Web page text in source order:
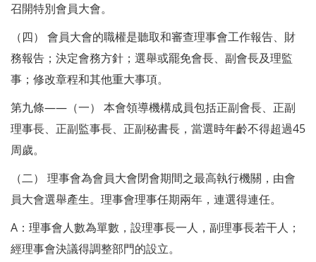
召開特別會員大會。
（四） 會員大會的職權是聽取和審查理事會工作報告、財
務報告；決定會務方針；選舉或罷免會長、副會長及理監
事；修改章程和其他重大事項。
第九條——（一） 本會領導機構成員包括正副會長、正副
理事長、正副監事長、正副秘書長，當選時年齡不得超過45
周歲。
（二） 理事會為會員大會閉會期間之最高執行機關，由會
員大會選舉產生。理事會理事任期兩年，連選得連任。
A：理事會人數為單數，設理事長一人，副理事長若干人；
經理事會決議得調整部門的設立。